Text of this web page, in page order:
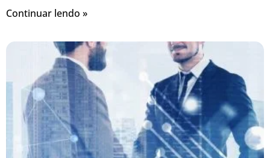
Continuar lendo »